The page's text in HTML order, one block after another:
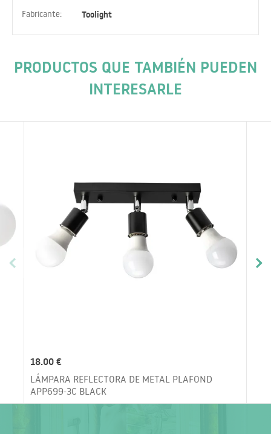
Fabricante: Toolight
PRODUCTOS QUE TAMBIÉN PUEDEN
INTERESARLE
18.00 €
LÁMPARA REFLECTORA DE METAL PLAFOND
APP699-3C BLACK